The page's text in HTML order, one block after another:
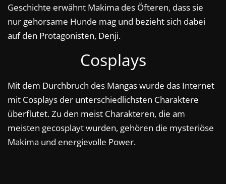
Geschichte erwähnt Makima des Öfteren, dass sie
nur gehorsame Hunde mag und bezieht sich dabei
auf den Protagonisten, Denji.
Cosplays
Mit dem Durchbruch des Mangas wurde das Internet
mit Cosplays der unterschiedlichsten Charaktere
überflutet. Zu den meist Charakteren, die am
meisten gecosplayt wurden, gehören die mysteriöse
Makima und energievolle Power.